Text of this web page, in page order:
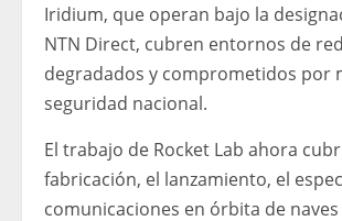
Iridium, que operan bajo la
NTN Direct, cubren entornos de
degradados y comprometidos por
seguridad nacional.
El trabajo de Rocket Lab ahora
fabricación, el lanzamiento, el
comunicaciones en órbita de naves